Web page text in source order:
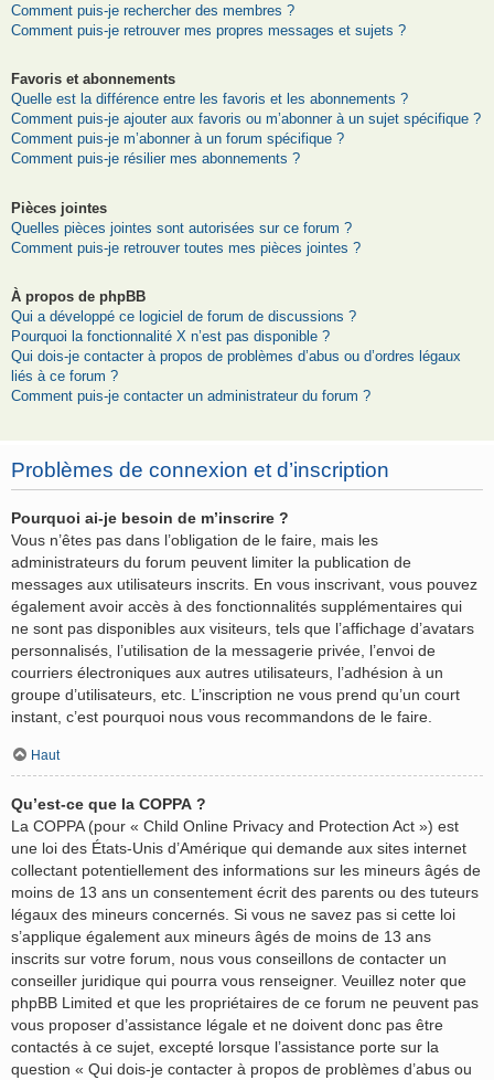
Comment puis-je rechercher des membres ?
Comment puis-je retrouver mes propres messages et sujets ?
Favoris et abonnements
Quelle est la différence entre les favoris et les abonnements ?
Comment puis-je ajouter aux favoris ou m’abonner à un sujet spécifique ?
Comment puis-je m’abonner à un forum spécifique ?
Comment puis-je résilier mes abonnements ?
Pièces jointes
Quelles pièces jointes sont autorisées sur ce forum ?
Comment puis-je retrouver toutes mes pièces jointes ?
À propos de phpBB
Qui a développé ce logiciel de forum de discussions ?
Pourquoi la fonctionnalité X n’est pas disponible ?
Qui dois-je contacter à propos de problèmes d’abus ou d’ordres légaux
liés à ce forum ?
Comment puis-je contacter un administrateur du forum ?
Problèmes de connexion et d’inscription
Pourquoi ai-je besoin de m’inscrire ?
Vous n’êtes pas dans l’obligation de le faire, mais les
administrateurs du forum peuvent limiter la publication de
messages aux utilisateurs inscrits. En vous inscrivant, vous pouvez
également avoir accès à des fonctionnalités supplémentaires qui
ne sont pas disponibles aux visiteurs, tels que l’affichage d’avatars
personnalisés, l’utilisation de la messagerie privée, l’envoi de
courriers électroniques aux autres utilisateurs, l’adhésion à un
groupe d’utilisateurs, etc. L’inscription ne vous prend qu’un court
instant, c’est pourquoi nous vous recommandons de le faire.
Haut
Qu’est-ce que la COPPA ?
La COPPA (pour « Child Online Privacy and Protection Act ») est
une loi des États-Unis d’Amérique qui demande aux sites internet
collectant potentiellement des informations sur les mineurs âgés de
moins de 13 ans un consentement écrit des parents ou des tuteurs
légaux des mineurs concernés. Si vous ne savez pas si cette loi
s’applique également aux mineurs âgés de moins de 13 ans
inscrits sur votre forum, nous vous conseillons de contacter un
conseiller juridique qui pourra vous renseigner. Veuillez noter que
phpBB Limited et que les propriétaires de ce forum ne peuvent pas
vous proposer d’assistance légale et ne doivent donc pas être
contactés à ce sujet, excepté lorsque l’assistance porte sur la
question « Qui dois-je contacter à propos de problèmes d’abus ou